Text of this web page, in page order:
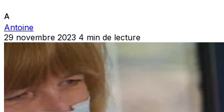
A
Antoine
29 novembre 2023 4 min de lecture